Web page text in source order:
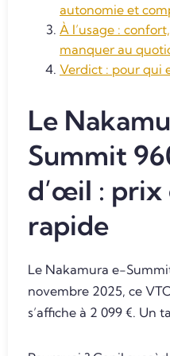
autonomie et
À l’usage :
manquer au
Verdict : pour qui
Le
Summit
d’œil :
rapide
Le Nakamura e-
novembre 2025, ce
s’affiche à 2 099 €. Un